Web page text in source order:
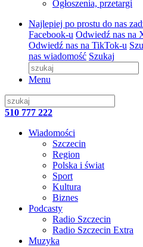
Ogłoszenia, przetargi
Najlepiej po prostu do nas
Facebook-u Odwiedź nas na
Odwiedź nas na TikTok-u
nas wiadomość Szukaj
Menu
510 777 222
Wiadomości
Szczecin
Region
Polska i świat
Sport
Kultura
Biznes
Podcasty
Radio Szczecin
Radio Szczecin Extra
Muzyka